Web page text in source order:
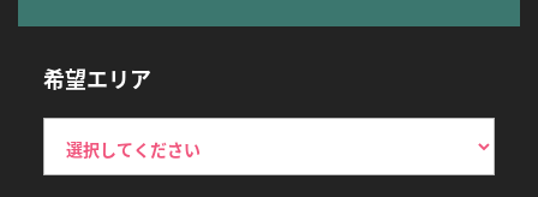
希望エリア